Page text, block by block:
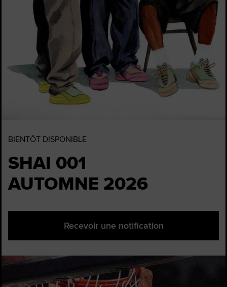
BIENTÔT DISPONIBLE
SHAI 001
AUTOMNE 2026
Recevoir une notification